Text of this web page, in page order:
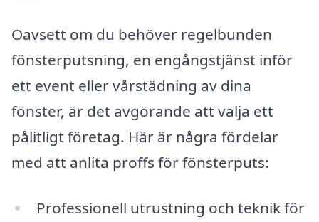
Oavsett om du behöver regelbunden
fönsterputsning, en engångstjänst inför
ett event eller vårstädning av dina
fönster, är det avgörande att välja ett
pålitligt företag. Här är några fördelar
med att anlita proffs för fönsterputs:
Professionell utrustning och teknik för